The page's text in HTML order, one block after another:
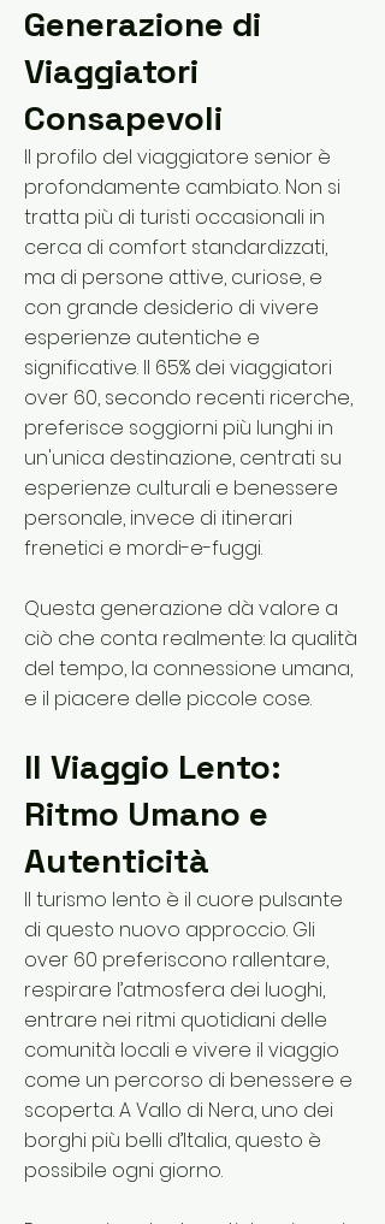
Generazione di
Viaggiatori
Consapevoli
Il profilo del viaggiatore senior è
profondamente cambiato. Non si
tratta più di turisti occasionali in
cerca di comfort standardizzati,
ma di persone attive, curiose, e
con grande desiderio di vivere
esperienze autentiche e
significative. Il 65% dei viaggiatori
over 60, secondo recenti ricerche,
preferisce soggiorni più lunghi in
un'unica destinazione, centrati su
esperienze culturali e benessere
personale, invece di itinerari
frenetici e mordi-e-fuggi.
Questa generazione dà valore a
ciò che conta realmente: la qualità
del tempo, la connessione umana,
e il piacere delle piccole cose.
Il Viaggio Lento:
Ritmo Umano e
Autenticità
Il turismo lento è il cuore pulsante
di questo nuovo approccio. Gli
over 60 preferiscono rallentare,
respirare l’atmosfera dei luoghi,
entrare nei ritmi quotidiani delle
comunità locali e vivere il viaggio
come un percorso di benessere e
scoperta. A Vallo di Nera, uno dei
borghi più belli d’Italia, questo è
possibile ogni giorno.